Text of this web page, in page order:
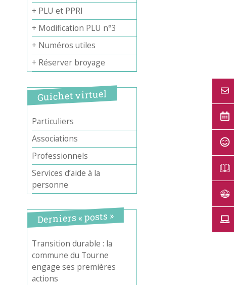
+ PLU et PPRI
+ Modification PLU n°3
+ Numéros utiles
+ Réserver broyage
Guichet virtuel
Particuliers
Associations
Professionnels
Services d’aide à la
personne
Derniers « posts »
Transition durable : la
commune du Tourne
engage ses premières
actions